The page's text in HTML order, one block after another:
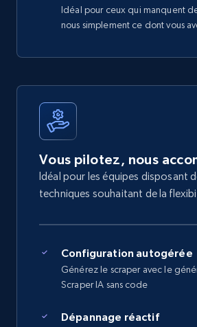
Idéal pour ceux qui manquent
nous simplement ce dont vous
Vous pilotez, nous
Idéal pour les équipes disposant
techniques souhaitant de la
Configuration autogérée
Générez le scraper avec le
Scraper IA sans code
Dépannage réactif